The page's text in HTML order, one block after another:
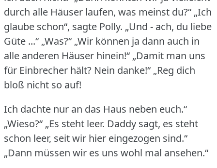
durch alle Häuser laufen, was meinst du?“ „Ich
glaube schon“, sagte Polly. „Und - ach, du liebe
Güte ...“ „Was?“ „Wir können ja dann auch in
alle anderen Häuser hinein!“ „Damit man uns
für Einbrecher hält? Nein danke!“ „Reg dich
bloß nicht so auf!
Ich dachte nur an das Haus neben euch.“
„Wieso?“ „Es steht leer. Daddy sagt, es steht
schon leer, seit wir hier eingezogen sind.“
„Dann müssen wir es uns wohl mal ansehen.“